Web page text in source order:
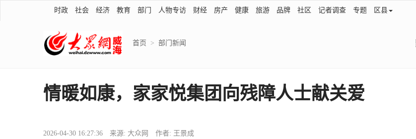
时政 社会 经济 教育 部门 人物专访 财经 房产 健康 旅游 品牌 社区 记者调查 专题 区县
首页 > 部门新闻
情暖如康，家家悦集团向残障人士献关爱
2026-04-30 16:27:36 来源: 大众网 作者: 王景成